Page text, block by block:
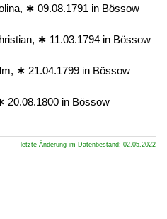
∗ 09.08.1791 in Bössow
∗ 11.03.1794 in Bössow
∗ 21.04.1799 in Bössow
20.08.1800 in Bössow
letzte Änderung im Datenbestand: 02.05.2022